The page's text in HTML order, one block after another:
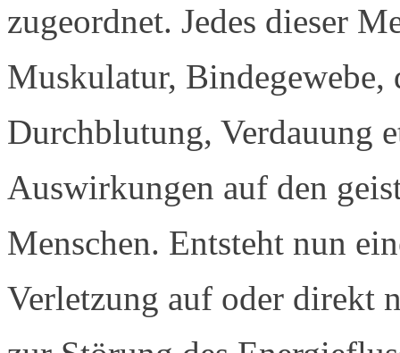
zugeordnet. Jedes dieser
Muskulatur, Bindegewebe,
Durchblutung, Verdauung
Auswirkungen auf den
Menschen. Entsteht nun
Verletzung auf oder direkt